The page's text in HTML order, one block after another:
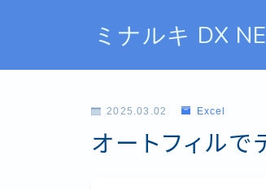
ミナルキ DX
2025.03.02 Excel
オートフィルで